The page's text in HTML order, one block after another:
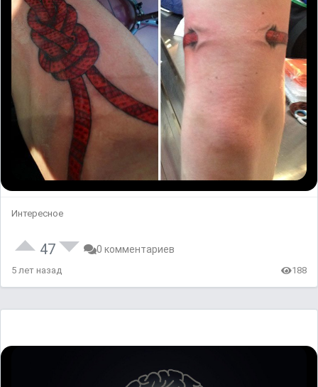
Интересное
47 0 комментариев
5 лет назад 188